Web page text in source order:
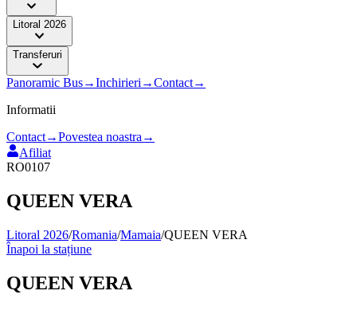
Litoral 2026
Transferuri
Panoramic Bus→Inchirieri →Contact→
Informatii
Contact→Povestea noastra →
Afiliat
RO0107
QUEEN VERA
Litoral 2026/Romania/Mamaia/QUEEN VERA
Înapoi la stațiune
QUEEN VERA